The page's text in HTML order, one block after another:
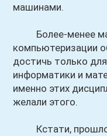
машинами.
Более-менее
компьютеризации
достичь только
информатики и
именно этих
желали этого.
Кстати, прошло